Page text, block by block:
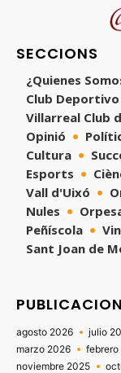
SECCIONS
¿Quienes
Club
Villarreal Club
Opinió
Cultura
Esports
Vall d'Uixó
Nules
Peñíscola
Sant Joan de
agosto 2026 julio
marzo 2026
noviembre 2025